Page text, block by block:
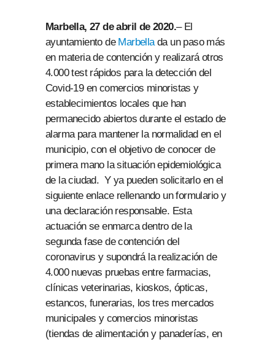
Marbella, 27 de abril de 2020.– El
ayuntamiento de Marbellada un paso más
en materia de contención y realizará otros
4.000 test rápidos para la detección del
Covid-19 en comercios minoristas y
establecimientos locales que han
permanecido abiertos durante el estado de
alarma para mantener la normalidad en el
municipio, con el objetivo de conocer de
primera mano la situación epidemiológica
de la ciudad. Y ya pueden solicitarlo en el
siguiente enlace rellenando un formulario y
una declaración responsable. Esta
actuación se enmarca dentro de la
segunda fase de contención del
coronavirus y supondrá la realización de
4.000 nuevas pruebas entre farmacias,
clínicas veterinarias, kioskos, ópticas,
estancos, funerarias, los tres mercados
municipales y comercios minoristas
(tiendas de alimentación y panaderías, en